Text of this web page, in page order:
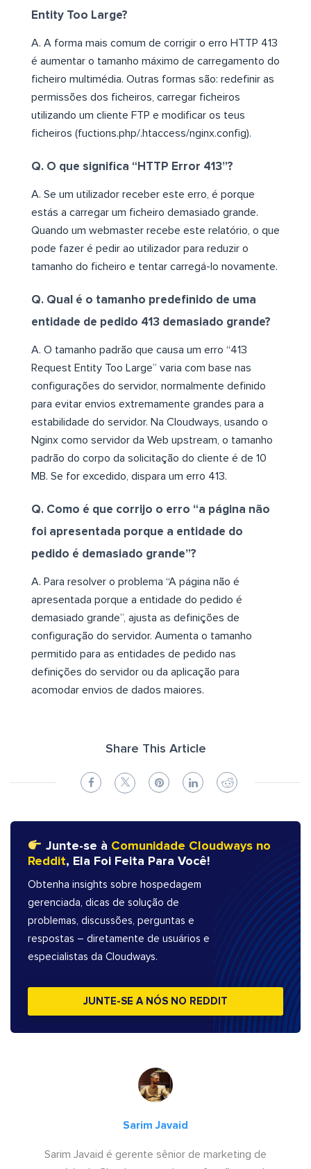
Entity Too Large?
A. A forma mais comum de corrigir o erro HTTP 413
é aumentar o tamanho máximo de carregamento do
ficheiro multimédia. Outras formas são: redefinir as
permissões dos ficheiros, carregar ficheiros
utilizando um cliente FTP e modificar os teus
ficheiros (fuctions.php/.htaccess/nginx.config).
Q. O que significa “HTTP Error 413”?
A. Se um utilizador receber este erro, é porque
estás a carregar um ficheiro demasiado grande.
Quando um webmaster recebe este relatório, o que
pode fazer é pedir ao utilizador para reduzir o
tamanho do ficheiro e tentar carregá-lo novamente.
Q. Qual é o tamanho predefinido de uma
entidade de pedido 413 demasiado grande?
A. O tamanho padrão que causa um erro “413
Request Entity Too Large” varia com base nas
configurações do servidor, normalmente definido
para evitar envios extremamente grandes para a
estabilidade do servidor. Na Cloudways, usando o
Nginx como servidor da Web upstream, o tamanho
padrão do corpo da solicitação do cliente é de 10
MB. Se for excedido, dispara um erro 413.
Q. Como é que corrijo o erro “a página não
foi apresentada porque a entidade do
pedido é demasiado grande”?
A. Para resolver o problema “A página não é
apresentada porque a entidade do pedido é
demasiado grande”, ajusta as definições de
configuração do servidor. Aumenta o tamanho
permitido para as entidades de pedido nas
definições do servidor ou da aplicação para
acomodar envios de dados maiores.
Share This Article
Junte-se à Comunidade Cloudways no
Reddit, Ela Foi Feita Para Você!
Obtenha insights sobre hospedagem
gerenciada, dicas de solução de
problemas, discussões, perguntas e
respostas – diretamente de usuários e
especialistas da Cloudways.
JUNTE-SE A NÓS NO REDDIT
Sarim Javaid
Sarim Javaid é gerente sênior de marketing de